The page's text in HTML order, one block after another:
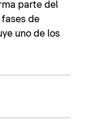
parte del
de
uno de los